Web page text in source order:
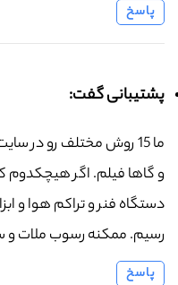
پاسخ
پشتیبانی گفت:
ما 15 روش مختلف رو
و گاها فیلم. اگر هیچکدوم
دستگاه فنر و تراکم هوا و
رسیم. ممکنه رسوب ملات و
پاسخ